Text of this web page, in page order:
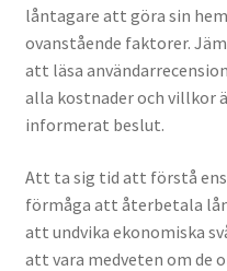
låntagare att göra sin
ovanstående faktorer.
att läsa
alla kostnader och
informerat beslut.
Att ta sig tid att förstå
förmåga att återbetala
att undvika ekonomiska
att vara medveten om de